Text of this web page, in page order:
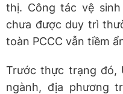
thị. Công tác vệ
chưa được duy trì
toàn PCCC vẫn tiềm
Trước thực trạng đó,
ngành, địa phương